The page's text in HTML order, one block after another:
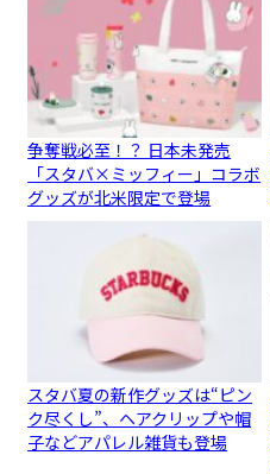
争奪戦必至！？ 日本未発売
「スタバ×ミッフィー」コラボ
グッズが北米限定で登場
スタバ夏の新作グッズは“ピン
ク尽くし”、ヘアクリップや帽
子などアパレル雑貨も登場